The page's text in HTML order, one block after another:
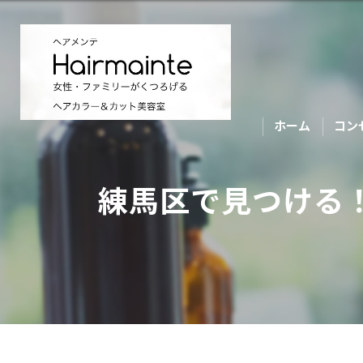
ホーム コン
練馬区で見つける